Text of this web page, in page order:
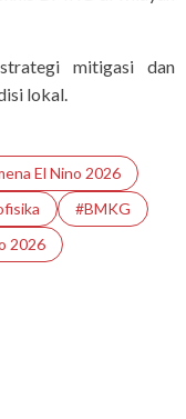
mitigasi dan
lokal.
El Nino 2026
#BMKG
2026